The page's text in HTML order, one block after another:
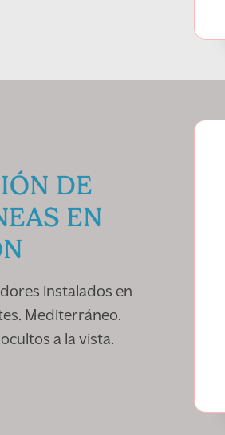
DE
EN
instalados en
Mediterráneo.
a la vista.